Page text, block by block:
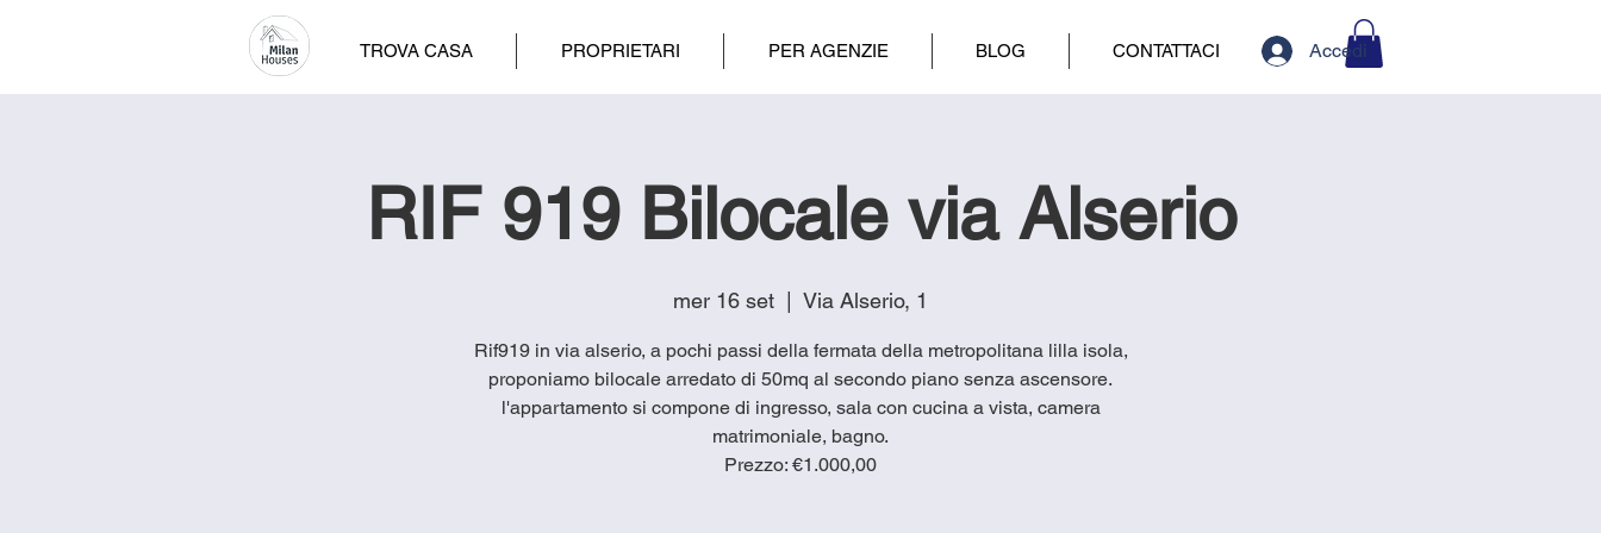
TROVA CASA PROPRIETARI PER AGENZIE BLOG CONTATTACI Accedi
RIF 919 Bilocale via Alserio
mer 16 set
  |
Via Alserio, 1
Rif919 in via alserio, a pochi passi della fermata della metropolitana lilla isola,
proponiamo bilocale arredato di 50mq al secondo piano senza ascensore.
l'appartamento si compone di ingresso, sala con cucina a vista, camera
matrimoniale, bagno.
Prezzo: €1.000,00